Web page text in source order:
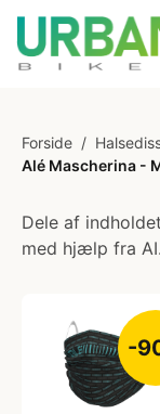
Forside /
Alé Mascherina -
Dele af
med hjælp fra AI.
-